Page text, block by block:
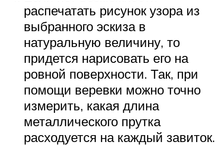
распечатать рисунок узора из
выбранного эскиза в
натуральную величину, то
придется нарисовать его на
ровной поверхности. Так, при
помощи веревки можно точно
измерить, какая длина
металлического прутка
расходуется на каждый завиток.